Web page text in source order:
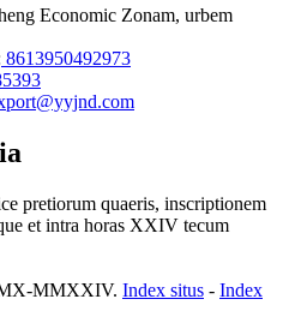
Economic Zonam, urbem
8613950492973
pretiorum quaeris, inscriptionem
et intra horas XXIV tecum
MMXXIV. Index situs - Index